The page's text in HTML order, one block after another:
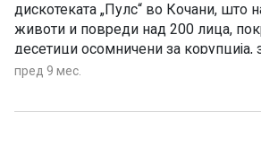
дискотеката „Пулс“ во Кочани, што
животи и повреди над 200 лица,
десетици осомничени за
фалсификување документи.
пред 9 мес.